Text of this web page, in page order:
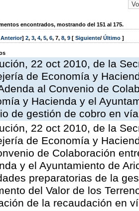
encontrados, mostrando del 151 al 175.
Anterior] 2, 3, 4, 5, 6, 7, 8, 9 [ Siguiente/ Último ]
22 oct 2010, de la
de Economía y
al Convenio de
y Hacienda y el
de gestión de cobro en
22 oct 2010, de la
de Economía y
de Colaboración
y el Ayuntamiento de
preparatorias de la
del Valor de los
de la recaudación en